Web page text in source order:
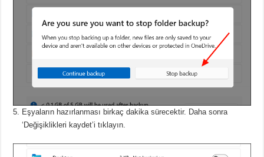
Eşyaların hazırlanması birkaç dakika sürecektir. Daha sonra
‘Değişiklikleri kaydet’i tıklayın.